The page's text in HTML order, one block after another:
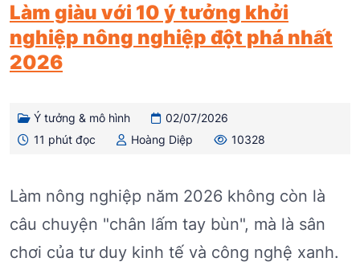
Làm giàu với 10 ý tưởng khởi
nghiệp nông nghiệp đột phá nhất
2026
Ý tưởng & mô hình
02/07/2026
11 phút đọc
Hoàng Diệp 10328
Làm nông nghiệp năm 2026 không còn là
câu chuyện "chân lấm tay bùn", mà là sân
chơi của tư duy kinh tế và công nghệ xanh.